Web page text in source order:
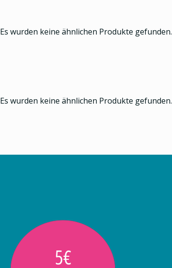
Es wurden keine ähnlichen Produkte gefunden.
Es wurden keine ähnlichen Produkte gefunden.
5€